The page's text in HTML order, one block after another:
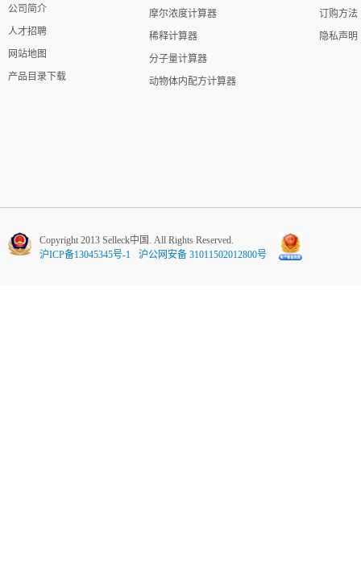
公司简介
人才招聘
网站地图
产品目录下载
摩尔浓度计算器
稀释计算器
分子量计算器
动物体内配方计算器
订购方法
隐私声明
Copyright 2013 Selleck中国. All Rights Reserved.
沪ICP备13045345号-1
沪公网安备 31011502012800号